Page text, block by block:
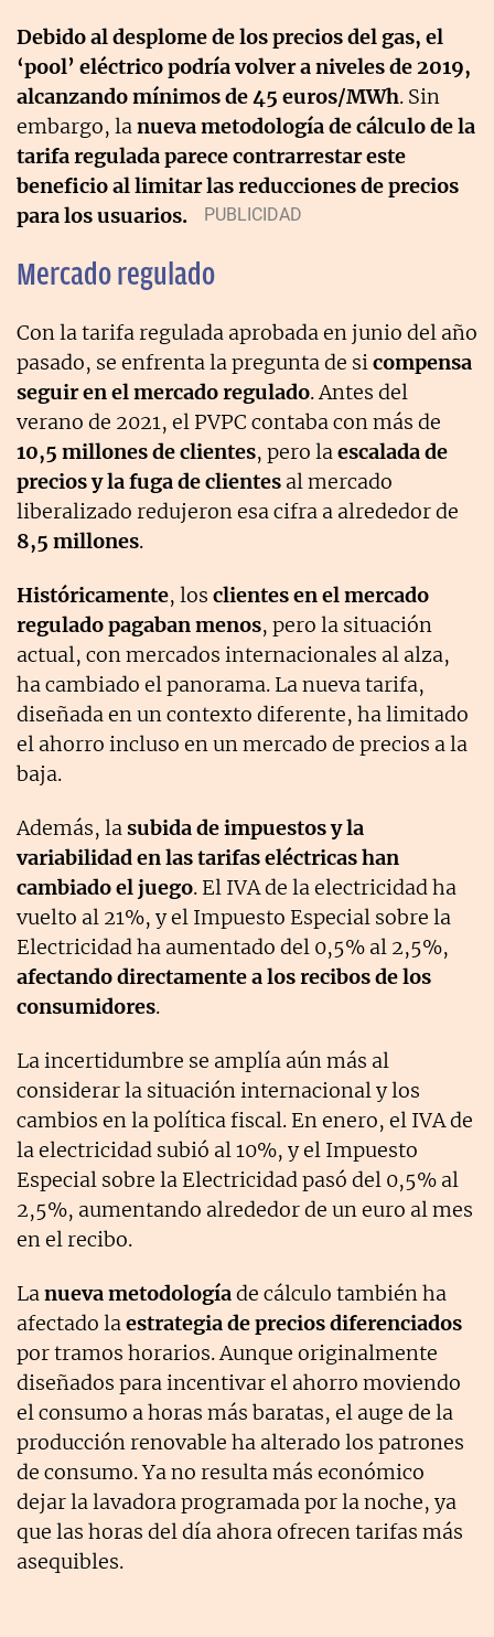
Debido al desplome de los precios del gas, el
‘pool’ eléctrico podría volver a niveles de 2019,
alcanzando mínimos de 45 euros/MWh. Sin
embargo, lanueva metodología de cálculo de la
tarifa regulada parece contrarrestar este
beneficio al limitar las reducciones de precios
para los usuarios.
Mercado regulado
Con la tarifa regulada aprobada en junio del año
pasado, se enfrenta la pregunta de sicompensa
seguir en el mercado regulado. Antes del
verano de 2021, el PVPC contaba con más de
10,5 millones de clientes, pero laescalada de
precios y la fuga de clientes al mercado
liberalizado redujeron esa cifra a alrededor de
8,5 millones.
Históricamente, los clientes en el mercado
regulado pagaban menos, pero la situación
actual, con mercados internacionales al alza,
ha cambiado el panorama. La nueva tarifa,
diseñada en un contexto diferente, ha limitado
el ahorro incluso en un mercado de precios a la
baja.
Además, lasubida de impuestos y la
variabilidad en las tarifas eléctricas han
cambiado el juego. El IVA de la electricidad ha
vuelto al 21%, y el Impuesto Especial sobre la
Electricidad ha aumentado del 0,5% al 2,5%,
afectando directamente a los recibos de los
consumidores.
La incertidumbre se amplía aún más al
considerar la situación internacional y los
cambios en la política fiscal. En enero, el IVA de
la electricidad subió al 10%, y el Impuesto
Especial sobre la Electricidad pasó del 0,5% al
2,5%, aumentando alrededor de un euro al mes
en el recibo.
Lanueva metodologíade cálculo también ha
afectado laestrategia de precios diferenciados
por tramos horarios. Aunque originalmente
diseñados para incentivar el ahorro moviendo
el consumo a horas más baratas, el auge de la
producción renovable ha alterado los patrones
de consumo. Ya no resulta más económico
dejar la lavadora programada por la noche, ya
que las horas del día ahora ofrecen tarifas más
asequibles.